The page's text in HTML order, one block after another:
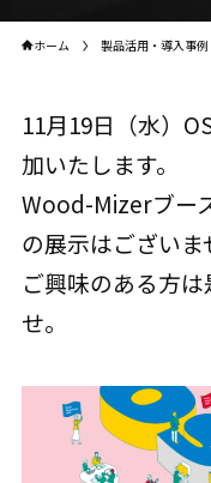
ホーム 製品活用・導入事例
11月19日（水）
加いたします。
Wood-Mizerブー
の展示はございま
ご興味のある方
せ。